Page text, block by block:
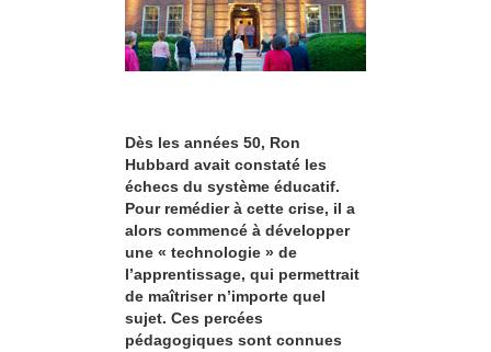
Dès les années 50, Ron
Hubbard avait constaté les
échecs du système éducatif.
Pour remédier à cette crise, il a
alors commencé à développer
une « technologie » de
l’apprentissage, qui permettrait
de maîtriser n’importe quel
sujet. Ces percées
pédagogiques sont connues